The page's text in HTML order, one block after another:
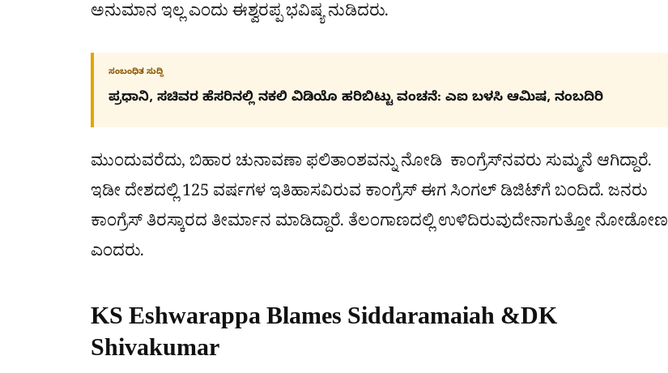
ಅನುಮಾನ ಇಲ್ಲ ಎಂದು ಈಶ್ವರಪ್ಪ ಭವಿಷ್ಯ ನುಡಿದರು.
ಸಂಬಂಧಿತ ಸುದ್ದಿ
ಪ್ರಧಾನಿ, ಸಚಿವರ ಹೆಸರಿನಲ್ಲಿ ನಕಲಿ ವಿಡಿಯೊ ಹರಿಬಿಟ್ಟು ವಂಚನೆ: ಎಐ ಬಳಸಿ ಆಮಿಷ, ನಂಬದಿರಿ
ಮುಂದುವರೆದು, ಬಿಹಾರ ಚುನಾವಣಾ ಫಲಿತಾಂಶವನ್ನು ನೋಡಿ ಕಾಂಗ್ರೆಸ್​ನವರು ಸುಮ್ಮನೆ ಆಗಿದ್ದಾರೆ.
ಇಡೀ ದೇಶದಲ್ಲಿ 125 ವರ್ಷಗಳ ಇತಿಹಾಸವಿರುವ ಕಾಂಗ್ರೆಸ್ ಈಗ ಸಿಂಗಲ್ ಡಿಜಿಟ್‌ಗೆ ಬಂದಿದೆ. ಜನರು
ಕಾಂಗ್ರೆಸ್ ತಿರಸ್ಕಾರದ ತೀರ್ಮಾನ ಮಾಡಿದ್ದಾರೆ. ತೆಲಂಗಾಣದಲ್ಲಿ ಉಳಿದಿರುವುದೇನಾಗುತ್ತೋ ನೋಡೋಣ
ಎಂದರು.
KS Eshwarappa Blames Siddaramaiah &DK
Shivakumar